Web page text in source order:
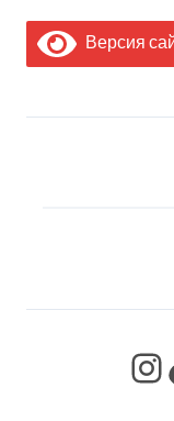
Версия
Instagram